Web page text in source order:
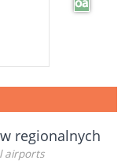
regionalnych
airports